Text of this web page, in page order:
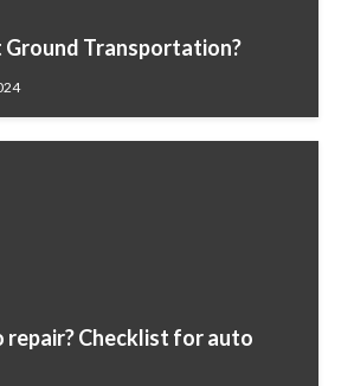
Transportation?
repair? Checklist for auto